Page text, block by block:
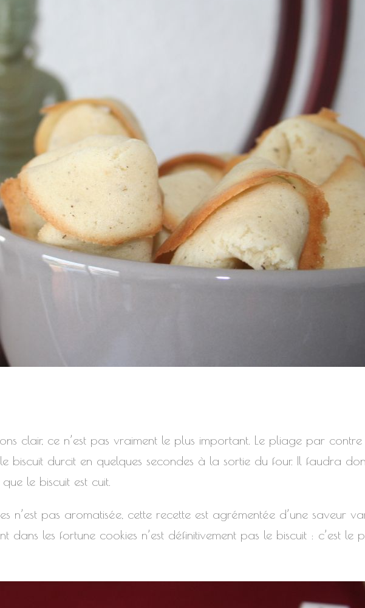
clair, ce n’est pas vraiment le plus important. Le pliage par contre
biscuit durcit en quelques secondes à la sortie du four. Il faudra
le biscuit est cuit.
n’est pas aromatisée, cette recette est agrémentée d’une saveur
les fortune cookies n’est définitivement pas le biscuit : c’est le